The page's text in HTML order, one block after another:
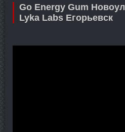
Go Energy Gum
Lyka Labs Егорьевск